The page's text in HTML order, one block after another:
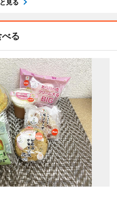
見る
べる